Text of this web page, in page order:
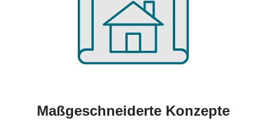
Maßgeschneiderte Konzepte